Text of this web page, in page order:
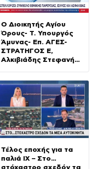
Ο Διοικητής Αγίου
Όρους- Τ. Υπουργός
Άμυνας- Επ. ΑΓΕΣ-
ΣΤΡΑΤΗΓΟΣ Ε,
Αλκιβιάδης Στεφανής
Τέλος εποχής για τα
παλιά ΙΧ – Στο…
στόχαστρο σχεδόν τα